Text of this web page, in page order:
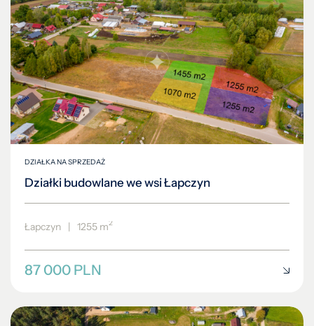
DZIAŁKA NA SPRZEDAŻ
Działki budowlane we wsi Łapczyn
Łapczyn 1255 m2
87 000 PLN